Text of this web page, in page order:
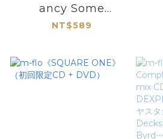
ancy Some
More?》（CD）
NT$589